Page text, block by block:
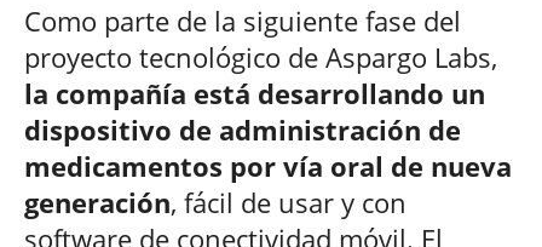
Como parte de la siguiente fase del
proyecto tecnológico de Aspargo Labs,
la compañía está desarrollando un
dispositivo de administración de
medicamentos por vía oral de nueva
generación, fácil de usar y con
software de conectividad móvil. El